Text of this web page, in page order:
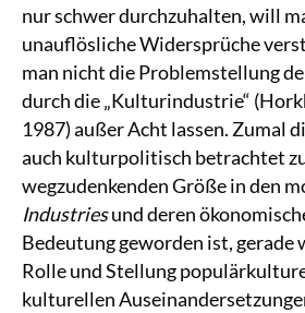
nur schwer durchzuhalten, will
unauflösliche Widersprüche
man nicht die Problemstellung
durch die „Kulturindustrie“
1987) außer Acht lassen. Zumal
auch kulturpolitisch betrachtet
wegzudenkenden Größe in den
Industriesund deren
Bedeutung geworden ist, gerade
Rolle und Stellung
kulturellen